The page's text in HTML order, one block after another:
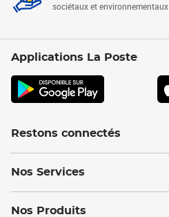
sociétaux et environnementaux
Applications La Poste
Restons connectés
Nos Services
Nos Produits